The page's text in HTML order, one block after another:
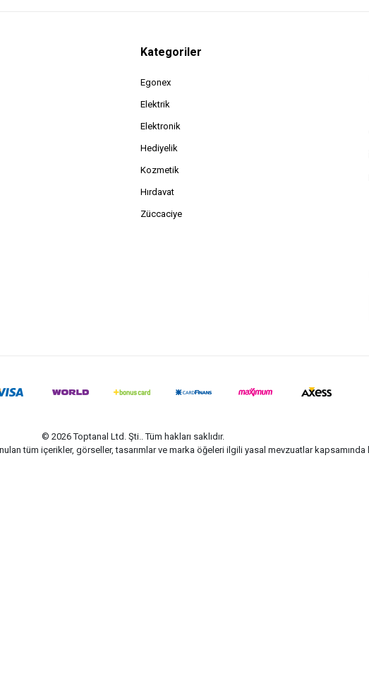
Kategoriler
Egonex
Elektrik
Elektronik
Hediyelik
Kozmetik
Hırdavat
Züccaciye
© 2026 Toptanal Ltd. Şti.. Tüm hakları saklıdır.
tüm içerikler, görseller, tasarımlar ve marka öğeleri ilgili yasal mevzuatlar kapsamında